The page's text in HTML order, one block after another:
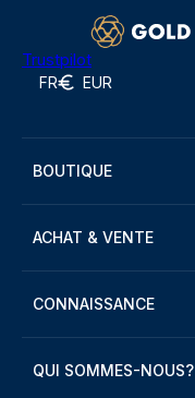
Trustpilot
FR EUR
BOUTIQUE
ACHAT & VENTE
CONNAISSANCE
QUI SOMMES-NOUS?